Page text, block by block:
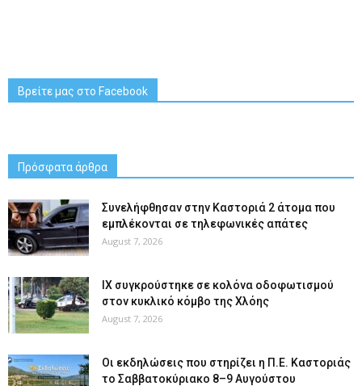
Βρείτε μας στο Facebook
Πρόσφατα άρθρα
Συνελήφθησαν στην Καστοριά 2 άτομα που
εμπλέκονται σε τηλεφωνικές απάτες
August 7, 2026
ΙΧ συγκρούστηκε σε κολόνα οδοφωτισμού
στον κυκλικό κόμβο της Χλόης
August 7, 2026
Οι εκδηλώσεις που στηρίζει η Π.Ε. Καστοριάς
το Σαββατοκύριακο 8–9 Αυγούστου